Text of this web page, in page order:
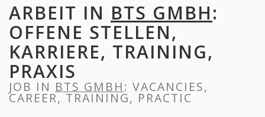
ARBEIT IN BTS GMBH:
OFFENE STELLEN,
KARRIERE, TRAINING,
PRAXIS
JOB IN BTS GMBH: VACANCIES,
CAREER, TRAINING, PRACTIC